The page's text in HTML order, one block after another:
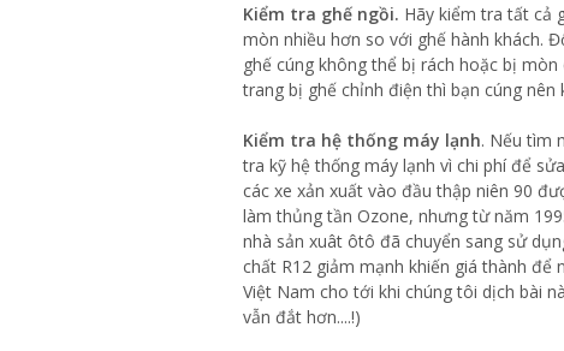
Kiểm tra ghế ngồi. Hãy kiểm tra tất cả
mòn nhiều hơn so với ghế hành khách.
ghế cúng không thể bị rách hoặc bị
trang bị ghế chỉnh điện thì bạn cúng
Kiểm tra hệ thống máy lạnh. Nếu tìm
tra kỹ hệ thống máy lạnh vì chi phí để
các xe xản xuất vào đầu thập niên 90
làm thủng tần Ozone, nhưng từ năm
nhà sản xuât ôtô đã chuyển sang sử
chất R12 giảm mạnh khiến giá thành để
Việt Nam cho tới khi chúng tôi dịch bài
vẫn đắt hơn....!)